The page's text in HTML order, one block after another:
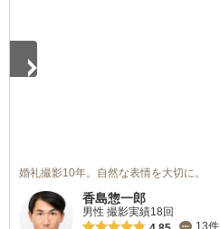
婚礼撮影10年。自然な表情を大切に。
香島惣一郎
男性 撮影実績18回